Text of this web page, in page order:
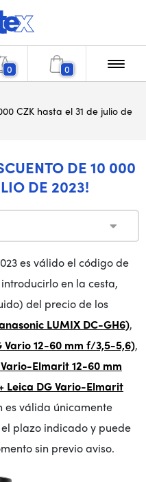
0 0
CZK hasta el 31 de julio de
DE 10 000
DE 2023!
es válido el código de
en la cesta,
del precio de los
LUMIX DC-GH6),
Vario 12-60 mm f/3,5-5,6),
Elmarit 12-60 mm
Leica DG Vario-Elmarit
es válida únicamente
plazo indicado y puede
sin previo aviso.